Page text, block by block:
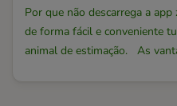
Por que não descarrega a
de forma fácil e conveniente
animal de estimação. As